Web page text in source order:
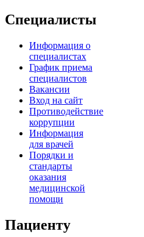
Специалисты
Информация о
специалистах
График приема
специалистов
Вакансии
Вход на сайт
Противодействие
коррупции
Информация
для врачей
Порядки и
стандарты
оказания
медицинской
помощи
Пациенту